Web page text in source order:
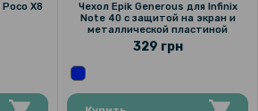
X8
Чехол Epik Generous для Infinix
Note 40 с защитой на экран и
металлической пластиной
329 грн